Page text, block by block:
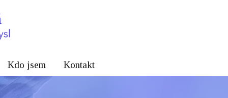
Kdo jsem Kontakt